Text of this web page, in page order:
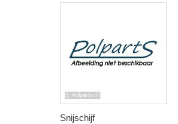
Snijschijf